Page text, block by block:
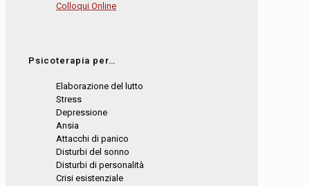
Colloqui Online
Psicoterapia per…
Elaborazione del lutto
Stress
Depressione
Ansia
Attacchi di panico
Disturbi del sonno
Disturbi di personalità
Crisi esistenziale